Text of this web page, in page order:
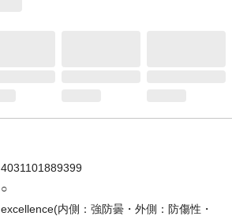
4031101889399
○
excellence(内側：強防曇・外側：防傷性・